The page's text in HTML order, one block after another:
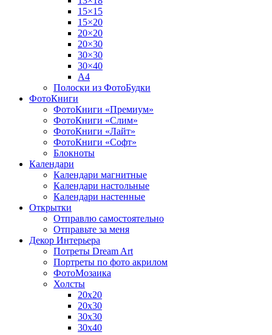
15×15
15×20
20×20
20×30
30×30
30×40
A4
Полоски из ФотоБудки
ФотоКниги
ФотоКниги «Премиум»
ФотоКниги «Слим»
ФотоКниги «Лайт»
ФотоКниги «Софт»
Блокноты
Календари
Календари магнитные
Календари настольные
Календари настенные
Открытки
Отправлю самостоятельно
Отправьте за меня
Декор Интерьера
Потреты Dream Art
Портреты по фото акрилом
ФотоМозаика
Холсты
20х20
20х30
30х30
30х40